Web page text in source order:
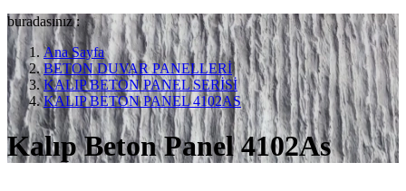
buradasınız :
Ana Sayfa
BETON DUVAR PANELLERİ
KALIP BETON PANEL SERİSİ
KALIP BETON PANEL 4102AS
Kalıp Beton Panel 4102As